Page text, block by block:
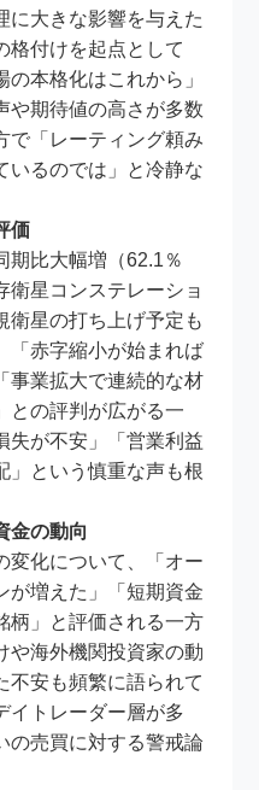
に大きな影響を与えた
格付けを起点として
の本格化はこれから」
や期待値の高さが多数
で「レーティング頼み
いるのでは」と冷静な
価
期比大幅増（62.1％
衛星コンステレーショ
衛星の打ち上げ予定も
「赤字縮小が始まれば
事業拡大で連続的な材
との評判が広がる一
失が不安」「営業利益
」という慎重な声も根
金の動向
変化について、「オー
が増えた」「短期資金
柄」と評価される一方
や海外機関投資家の動
不安も頻繁に語られて
イトレーダー層が多
の売買に対する警戒論